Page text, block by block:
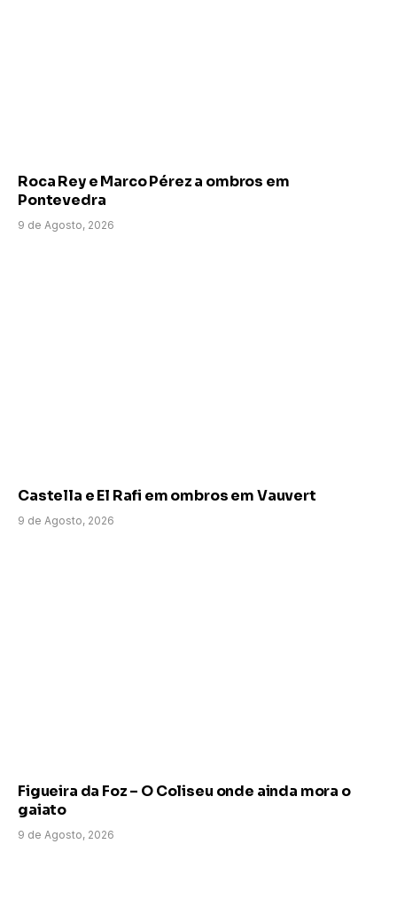
Roca Rey e Marco Pérez a ombros em
Pontevedra
9 de Agosto, 2026
Castella e El Rafi em ombros em Vauvert
9 de Agosto, 2026
Figueira da Foz – O Coliseu onde ainda mora o
gaiato
9 de Agosto, 2026